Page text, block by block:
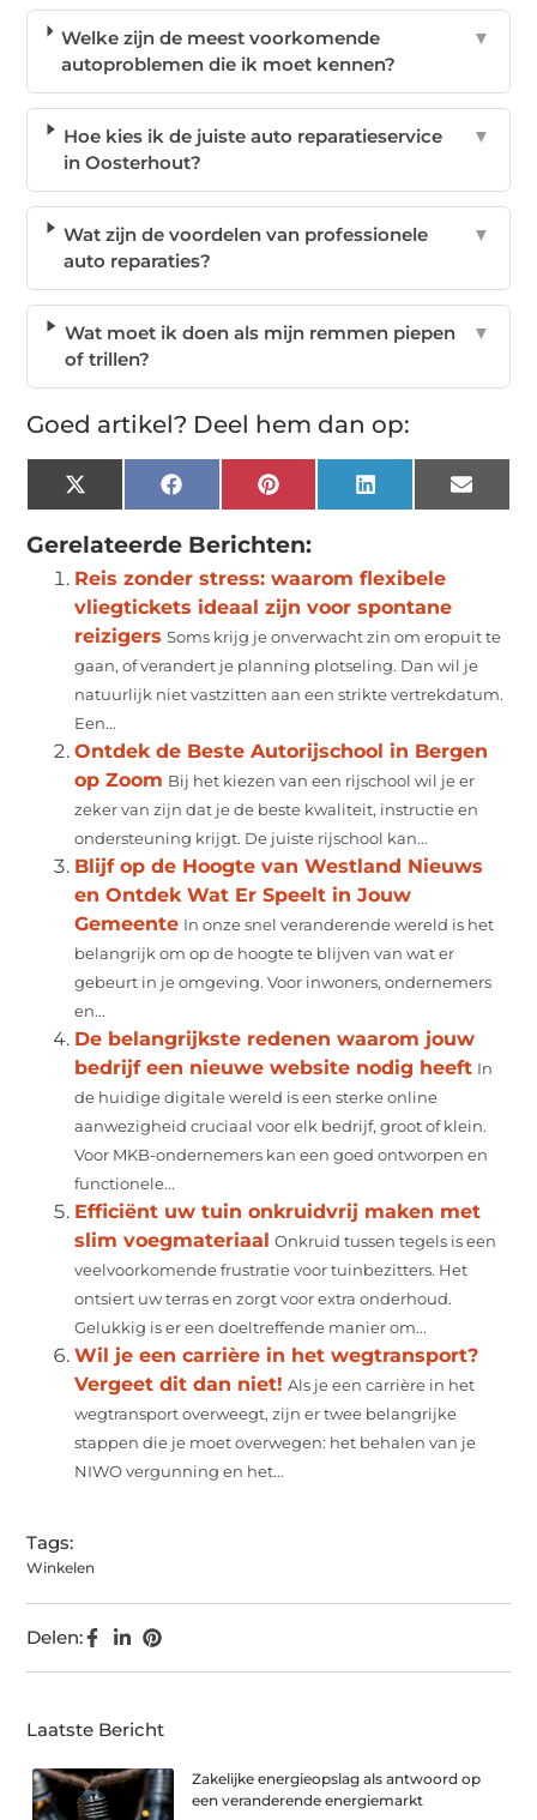
Welke zijn de meest voorkomende
autoproblemen die ik moet kennen?
▼
Hoe kies ik de juiste auto reparatieservice
in Oosterhout?
▼
Wat zijn de voordelen van professionele
auto reparaties?
▼
Wat moet ik doen als mijn remmen piepen
of trillen?
▼
Goed artikel? Deel hem dan op:
X
(Twitter)
Facebook Pinterest LinkedIn Email
Gerelateerde Berichten:
Reis zonder stress: waarom flexibele
vliegtickets ideaal zijn voor spontane
reizigers Soms krijg je onverwacht zin om eropuit te
gaan, of verandert je planning plotseling. Dan wil je
natuurlijk niet vastzitten aan een strikte vertrekdatum.
Een...
Ontdek de Beste Autorijschool in Bergen
op Zoom Bij het kiezen van een rijschool wil je er
zeker van zijn dat je de beste kwaliteit, instructie en
ondersteuning krijgt. De juiste rijschool kan...
Blijf op de Hoogte van Westland Nieuws
en Ontdek Wat Er Speelt in Jouw
Gemeente In onze snel veranderende wereld is het
belangrijk om op de hoogte te blijven van wat er
gebeurt in je omgeving. Voor inwoners, ondernemers
en...
De belangrijkste redenen waarom jouw
bedrijf een nieuwe website nodig heeft In
de huidige digitale wereld is een sterke online
aanwezigheid cruciaal voor elk bedrijf, groot of klein.
Voor MKB-ondernemers kan een goed ontworpen en
functionele...
Efficiënt uw tuin onkruidvrij maken met
slim voegmateriaal Onkruid tussen tegels is een
veelvoorkomende frustratie voor tuinbezitters. Het
ontsiert uw terras en zorgt voor extra onderhoud.
Gelukkig is er een doeltreffende manier om...
Wil je een carrière in het wegtransport?
Vergeet dit dan niet! Als je een carrière in het
wegtransport overweegt, zijn er twee belangrijke
stappen die je moet overwegen: het behalen van je
NIWO vergunning en het...
Tags:
Winkelen
Delen:
Laatste Bericht
Zakelijke energieopslag als antwoord op
een veranderende energiemarkt